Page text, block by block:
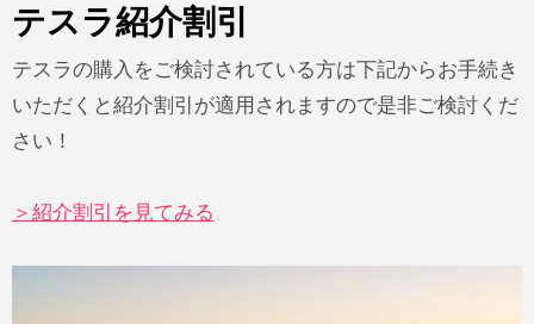
テスラ紹介割引
テスラの購入をご検討されている方は下記からお手続き
いただくと紹介割引が適用されますので是非ご検討くだ
さい！
＞紹介割引を見てみる